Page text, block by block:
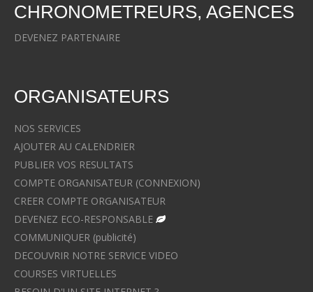
CHRONOMETREURS, AGENCES
DEVENEZ PARTENAIRE
ORGANISATEURS
NOS SERVICES
AJOUTER AU CALENDRIER
PUBLIER VOS RESULTATS
COMPTE ORGANISATEUR (CONNEXION)
CREER COMPTE ORGANISATEUR
DEVENEZ ECO-RESPONSABLE
COMMUNIQUER (publicité)
DECOUVRIR NOTRE SERVICE VIDEO
COURSES VIRTUELLES